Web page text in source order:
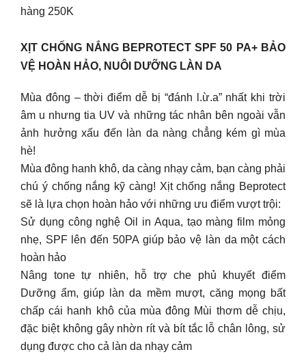
hàng 250K
XỊT CHỐNG NẮNG BEPROTECT SPF 50 PA+ BẢO
VỆ HOÀN HẢO, NUÔI DƯỠNG LÀN DA
Mùa đông – thời điểm dễ bị “đánh l.ừ.a” nhất khi trời
âm u nhưng tia UV và những tác nhân bên ngoài vẫn
ảnh hưởng xấu đến làn da nàng chẳng kém gì mùa
hè!
Mùa đông hanh khô, da càng nhạy cảm, bạn càng phải
chú ý chống nắng kỹ càng! Xịt chống nắng Beprotect
sẽ là lựa chọn hoàn hảo với những ưu điểm vượt trội:
Sử dụng công nghệ Oil in Aqua, tạo màng film mỏng
nhẹ, SPF lên đến 50PA giúp bảo vệ làn da một cách
hoàn hảo
Nâng tone tự nhiên, hỗ trợ che phủ khuyết điểm
Dưỡng ẩm, giúp làn da mềm mượt, căng mọng bất
chấp cái hanh khô của mùa đông Mùi thơm dễ chịu,
đặc biệt không gây nhờn rít và bít tắc lỗ chân lông, sử
dụng được cho cả làn da nhạy cảm